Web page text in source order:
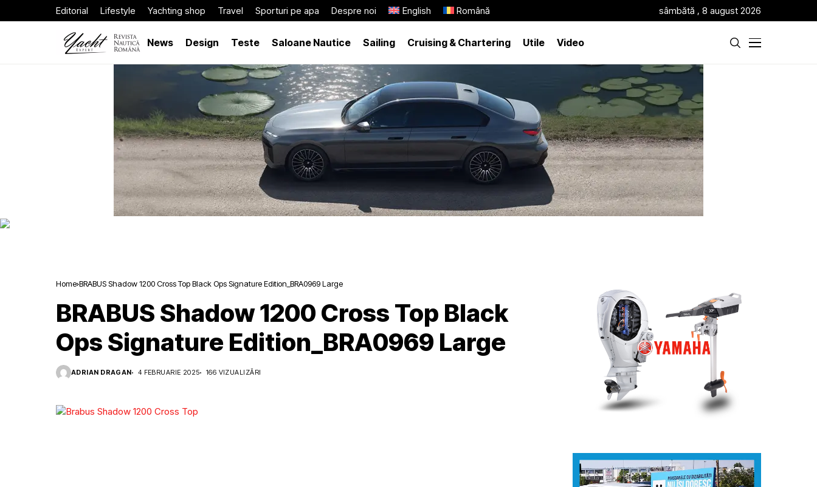
Editorial Lifestyle Yachting shop Travel Sporturi pe apa Despre noi English Română sâmbătă , 8 august 2026
News Design Teste Saloane Nautice Sailing Cruising & Chartering Utile Video
Home BRABUS Shadow 1200 Cross Top Black Ops Signature Edition_BRA0969 Large
BRABUS Shadow 1200 Cross Top Black
Ops Signature Edition_BRA0969 Large
ADRIAN DRAGAN 4 FEBRUARIE 2025 166 VIZUALIZĂRI